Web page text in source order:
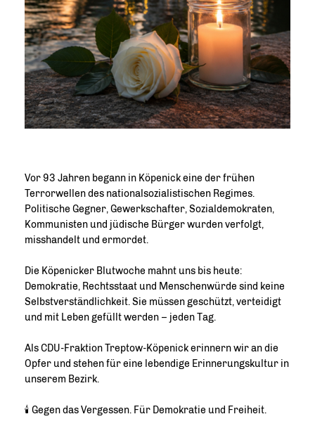
Vor 93 Jahren begann in Köpenick eine der frühen
Terrorwellen des nationalsozialistischen Regimes.
Politische Gegner, Gewerkschafter, Sozialdemokraten,
Kommunisten und jüdische Bürger wurden verfolgt,
misshandelt und ermordet.
Die Köpenicker Blutwoche mahnt uns bis heute:
Demokratie, Rechtsstaat und Menschenwürde sind keine
Selbstverständlichkeit. Sie müssen geschützt, verteidigt
und mit Leben gefüllt werden – jeden Tag.
Als CDU-Fraktion Treptow-Köpenick erinnern wir an die
Opfer und stehen für eine lebendige Erinnerungskultur in
unserem Bezirk.
🕯️ Gegen das Vergessen. Für Demokratie und Freiheit.